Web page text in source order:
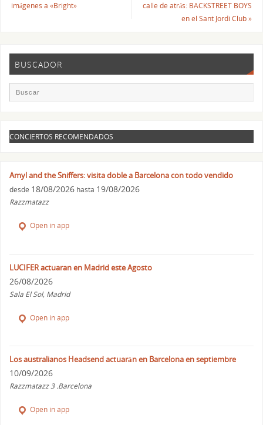
imágenes a «Bright»
calle de atrás: BACKSTREET BOYS
en el Sant Jordi Club»
BUSCADOR
CONCIERTOS RECOMENDADOS
Amyl and the Sniffers: visita doble a Barcelona con todo vendido
desde 18/08/2026 hasta 19/08/2026
Razzmatazz
Open in app
LUCIFER actuaran en Madrid este Agosto
26/08/2026
Sala El Sol, Madrid
Open in app
Los australianos Headsend actuarán en Barcelona en septiembre
10/09/2026
Razzmatazz 3 .Barcelona
Open in app